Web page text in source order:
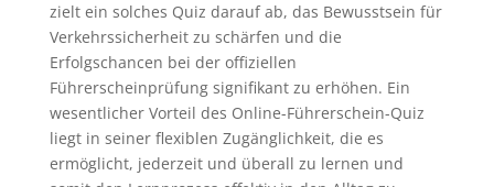
zielt ein solches Quiz darauf ab, das Bewusstsein für
Verkehrssicherheit zu schärfen und die
Erfolgschancen bei der offiziellen
Führerscheinprüfung signifikant zu erhöhen. Ein
wesentlicher Vorteil des Online-Führerschein-Quiz
liegt in seiner flexiblen Zugänglichkeit, die es
ermöglicht, jederzeit und überall zu lernen und